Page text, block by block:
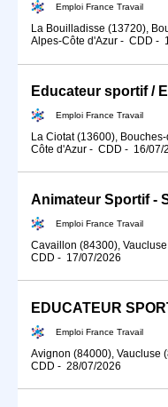
Emploi France Travail
La Bouilladisse (13720),
Alpes-Côte d'Azur - CDD -
Educateur sportif /
Emploi France Travail
La Ciotat (13600),
Côte d'Azur - CDD - 16/07/
Emploi France Travail
Cavaillon (84300),
CDD - 17/07/2026
EDUCATEUR
Emploi France Travail
Avignon (84000), Vaucluse
CDD - 28/07/2026